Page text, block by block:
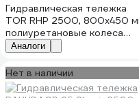
Гидравлическая тележка
TOR RHP 2500, 800x450
полиуретановые колеса
1005893
Аналоги
Нет в наличии